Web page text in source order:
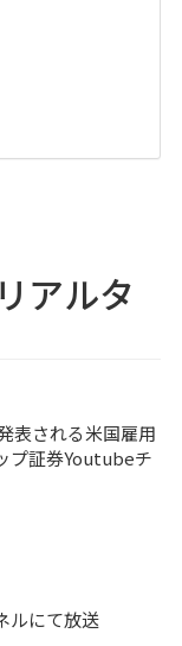
アルタ
表される米国雇用
プ証券Youtubeチ
ルにて放送